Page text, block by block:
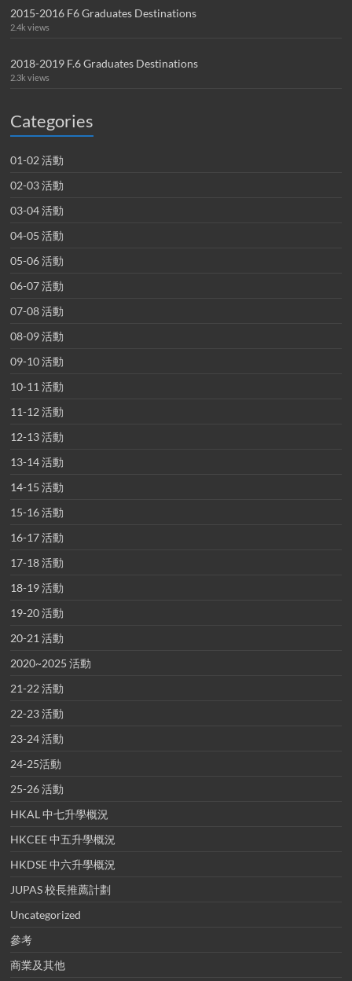
2015-2016 F6 Graduates Destinations
2.4k views
2018-2019 F.6 Graduates Destinations
2.3k views
Categories
01-02 活動
02-03 活動
03-04 活動
04-05 活動
05-06 活動
06-07 活動
07-08 活動
08-09 活動
09-10 活動
10-11 活動
11-12 活動
12-13 活動
13-14 活動
14-15 活動
15-16 活動
16-17 活動
17-18 活動
18-19 活動
19-20 活動
20-21 活動
2020~2025 活動
21-22 活動
22-23 活動
23-24 活動
24-25活動
25-26 活動
HKAL 中七升學概況
HKCEE 中五升學概況
HKDSE 中六升學概況
JUPAS 校長推薦計劃
Uncategorized
參考
商業及其他